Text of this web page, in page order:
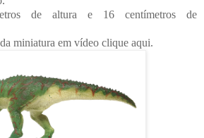
de altura e 16 centímetros de
miniatura em vídeo clique aqui.